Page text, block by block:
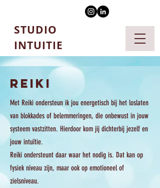
STUDIO
INTUITIE
REIKI
Met Reiki ondersteun ik jou energetisch bij het loslaten
van blokkades of belemmeringen, die onbewust in jouw
systeem vastzitten. Hierdoor kom jij dichterbij jezelf en
jouw intuïtie.
Reiki ondersteunt daar waar het nodig is. Dat kan op
fysiek niveau zijn, maar ook op emotioneel of
zielsniveau.